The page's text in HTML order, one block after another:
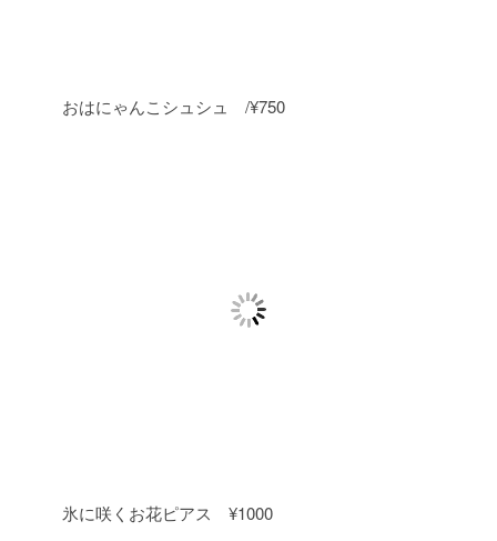
おはにゃんこシュシュ /¥750
氷に咲くお花ピアス ¥1000